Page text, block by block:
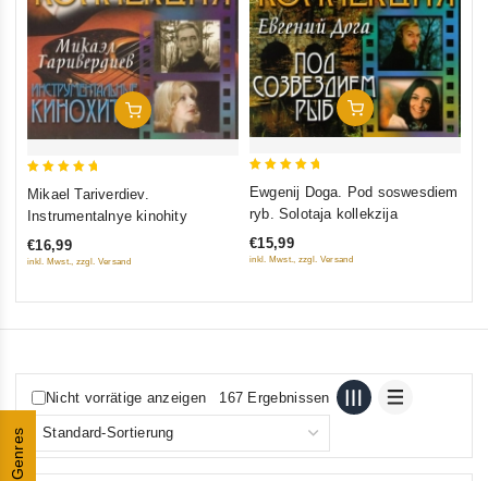
Genres
In Den Warenkorb
Mikael Tariverdiev.
Instrumentalnye kinohity
€16,99
inkl. Mwst., zzgl. Versand
In Den Warenkorb
out of 5
Ewgenij Doga. Pod soswesdiem
ryb. Solotaja kollekzija
€15,99
inkl. Mwst., zzgl. Versand
Nicht vorrätige anzeigen 167 Ergebnissen